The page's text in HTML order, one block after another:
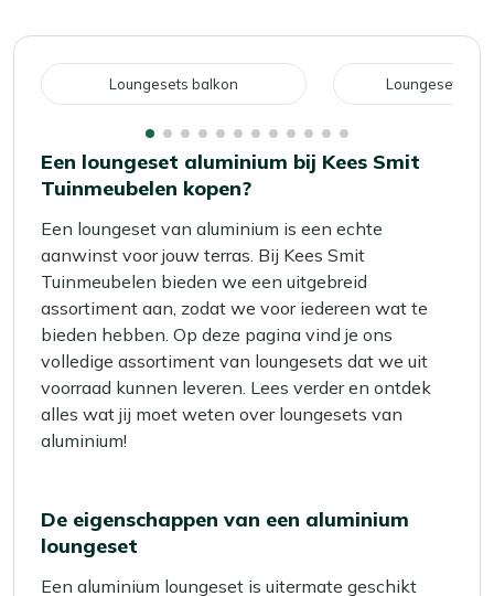
Loungesets balkon Loungeset
Een loungeset aluminium bij Kees Smit
Tuinmeubelen kopen?
Een loungeset van aluminium is een echte
aanwinst voor jouw terras. Bij Kees Smit
Tuinmeubelen bieden we een uitgebreid
assortiment aan, zodat we voor iedereen wat te
bieden hebben. Op deze pagina vind je ons
volledige assortiment van loungesets dat we uit
voorraad kunnen leveren. Lees verder en ontdek
alles wat jij moet weten over loungesets van
aluminium!
De eigenschappen van een aluminium
loungeset
Een aluminium loungeset is uitermate geschikt